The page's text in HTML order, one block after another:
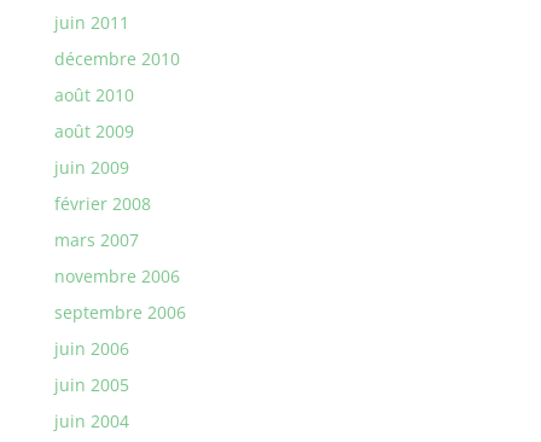
juin 2011
décembre 2010
août 2010
août 2009
juin 2009
février 2008
mars 2007
novembre 2006
septembre 2006
juin 2006
juin 2005
juin 2004